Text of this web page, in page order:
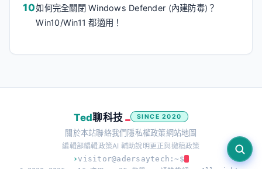
如何完全關閉 Windows Defender (內建防毒)？
Win10/Win11 都適用！
Ted聊科技 SINCE 2020
關於本站聯絡我們 隱私權政策網站地圖
編輯部編輯政策AI 輔助說明更正與撤稿政策
› visitor@adersaytech:~$